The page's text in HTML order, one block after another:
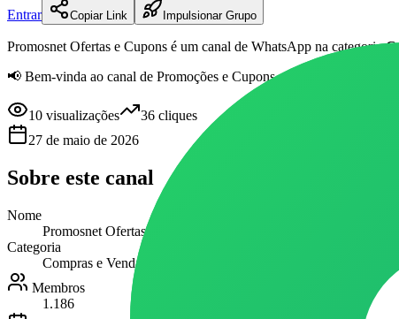
Entrar Copiar Link Impulsionar Grupo
Promosnet Ofertas e Cupons é um canal de WhatsApp na categoria
📢 Bem-vinda ao canal de Promoções e Cupons 🔥 Parceiro Oficial
10 visualizações 36 cliques
27 de maio de 2026
Sobre este canal
Nome
Promosnet Ofertas e Cupons
Categoria
Compras e Vendas
Membros
1.186